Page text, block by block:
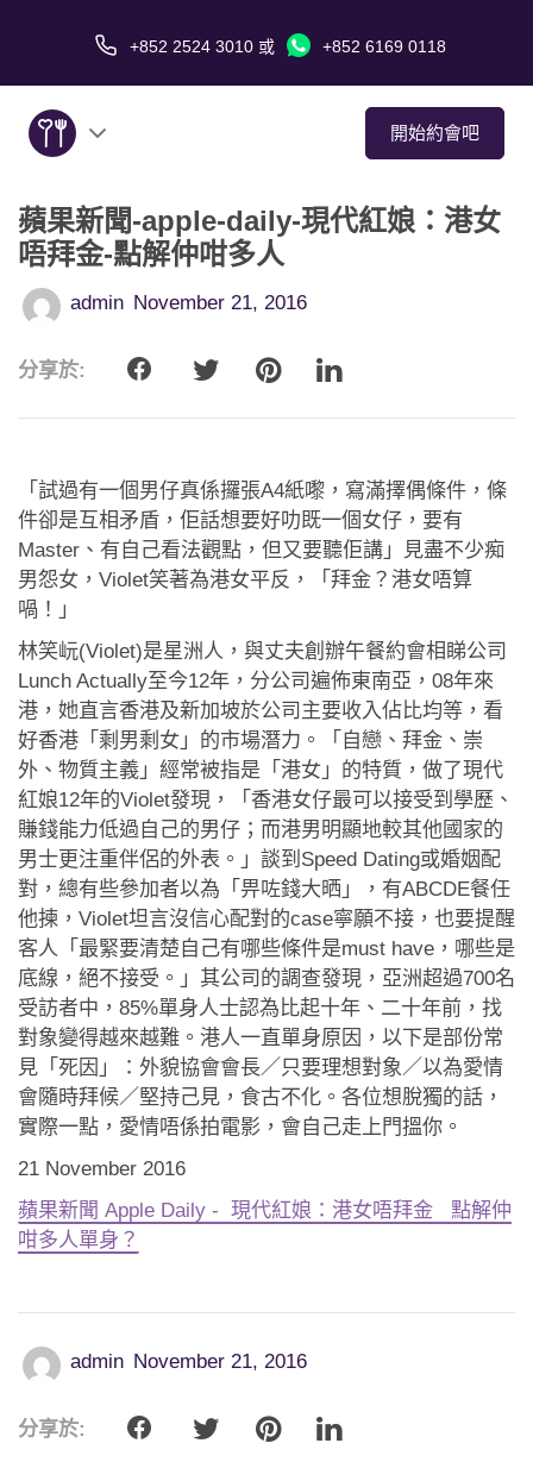
+852 2524 3010 或 +852 6169 0118
開始約會吧
關於我們
服務
約會技巧
應用程式
聯絡我們
蘋果新聞-apple-daily-現代紅娘：港女
唔拜金-點解仲咁多人
admin November 21, 2016
分享於:
「試過有一個男仔真係攞張A4紙嚟，寫滿擇偶條件，條
件卻是互相矛盾，佢話想要好叻既一個女仔，要有
Master、有自己看法觀點，但又要聽佢講」見盡不少痴
男怨女，Violet笑著為港女平反，「拜金？港女唔算
喎！」
林笑岏(Violet)是星洲人，與丈夫創辦午餐約會相睇公司
Lunch Actually至今12年，分公司遍佈東南亞，08年來
港，她直言香港及新加坡於公司主要收入佔比均等，看
好香港「剩男剩女」的市場潛力。「自戀、拜金、崇
外、物質主義」經常被指是「港女」的特質，做了現代
紅娘12年的Violet發現，「香港女仔最可以接受到學歷、
賺錢能力低過自己的男仔；而港男明顯地較其他國家的
男士更注重伴侶的外表。」談到Speed Dating或婚姻配
對，總有些參加者以為「畀咗錢大晒」，有ABCDE餐任
他揀，Violet坦言沒信心配對的case寧願不接，也要提醒
客人「最緊要清楚自己有哪些條件是must have，哪些是
底線，絕不接受。」其公司的調查發現，亞洲超過700名
受訪者中，85%單身人士認為比起十年、二十年前，找
對象變得越來越難。港人一直單身原因，以下是部份常
見「死因」：外貌協會會長／只要理想對象／以為愛情
會隨時拜候／堅持己見，食古不化。各位想脫獨的話，
實際一點，愛情唔係拍電影，會自己走上門搵你。
21 November 2016
蘋果新聞 Apple Daily - 現代紅娘：港女唔拜金 點解仲
咁多人單身？
admin November 21, 2016
分享於: